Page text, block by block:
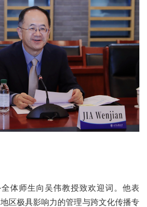
体师生向吴伟教授致欢迎词。他表
区极具影响力的管理与跨文化传播专